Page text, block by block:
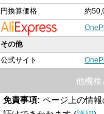
円換算価格
約
その他
公式サイト
他機種
免責事項: ページ上の情